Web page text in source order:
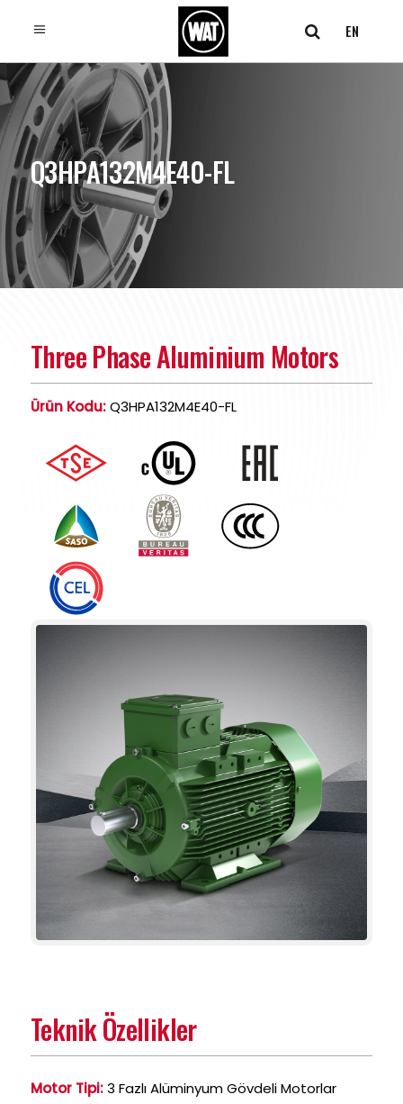
EN
Q3HPA132M4E40-FL
Three Phase Aluminium Motors
Ürün Kodu:Q3HPA132M4E40-FL
Teknik Özellikler
Motor Tipi:3 Fazlı Alüminyum Gövdeli Motorlar